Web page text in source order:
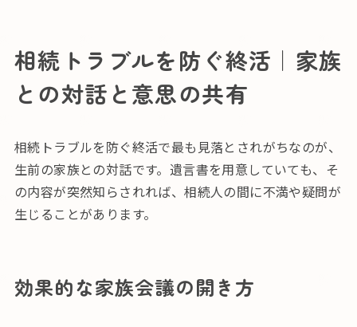
相続トラブルを防ぐ終活｜家族
との対話と意思の共有
相続トラブルを防ぐ終活で最も見落とされがちなのが、
生前の家族との対話です。遺言書を用意していても、そ
の内容が突然知らされれば、相続人の間に不満や疑問が
生じることがあります。
効果的な家族会議の開き方